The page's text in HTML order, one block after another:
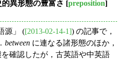
異形態の豊富さ [preposition]
源」 ([2013-02-14-1]) の記事で，
between に連なる諸形態のほか，
確認したが，古英語や中英語